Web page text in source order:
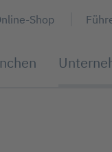
Shop
Seminare &
Bus